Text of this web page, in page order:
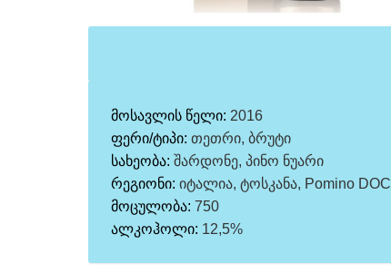
მოსავლის წელი: 2016
ფერი/ტიპი: თეთრი, ბრუტი
სახეობა: შარდონე, პინო ნუარი
რეგიონი: იტალია, ტოსკანა, Pomino DOC
მოცულობა: 750
ალკოჰოლი: 12,5%